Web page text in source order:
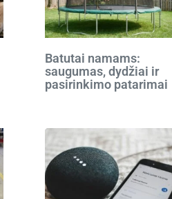
Batutai namams:
saugumas, dydžiai ir
pasirinkimo patarimai